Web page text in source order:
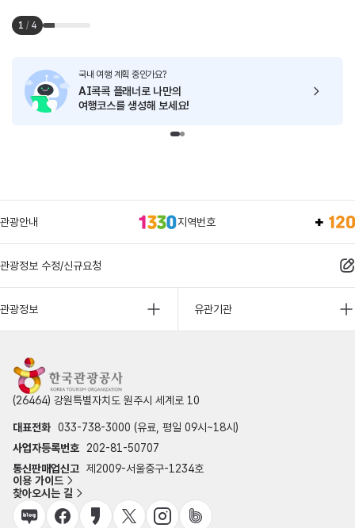
1 / 4
국내 여행 계획 중인가요?
AI콕콕 플래너로 나만의
여행코스를 생성해 보세요!
관광안내 지역번호
관광정보 수정/신규요청
관광정보 유관기관
(26464) 강원특별자치도 원주시 세계로 10
대표전화 033-738-3000 (유료, 평일 09시~18시)
사업자등록번호
202-81-50707
통신판매업신고 제2009-서울중구-1234호
이용 가이드
찾아오시는 길